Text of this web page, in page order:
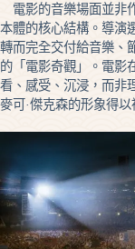
電影的音樂場面並非
本體的核心結構。導演
轉而完全交付給音樂、
的「電影奇觀」。電影
看、感受、沉浸，而非
麥可·傑克森的形象得